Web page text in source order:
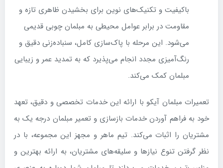
باکیفیت و تکنیک‌های نوین برای بخشیدن ظاهری تازه و
مقاومت در برابر عوامل محیطی به مبلمان چوبی قدیمی
می‌شود. این مرحله با پاک‌سازی کامل، سنباده‌زنی دقیق و
رنگ‌آمیزی مجدد انجام می‌پذیرد که به تمدید عمر و زیبایی
مبلمان کمک می‌کند.
تعمیرات مبلمان آیکو با ارائه این خدمات تخصصی و دقیق، تعهد
خود به فراهم آوردن خدمات بازسازی و تعمیر مبلمان درجه یک به
مشتریان را اثبات می‌کند. تیم ماهر و مجهز این مجموعه، با در
نظر گرفتن تنوع نیازها و سلیقه‌های مشتریان، به ارائه بهترین و